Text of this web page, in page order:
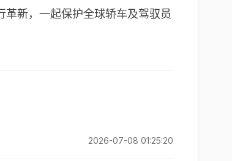
新，一起保护全球轿车及驾驭员
2026-07-08 01:25:20